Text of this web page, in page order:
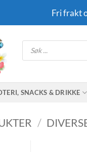
Fri frakt
Products
search
SNACKS & DRIKKE
/